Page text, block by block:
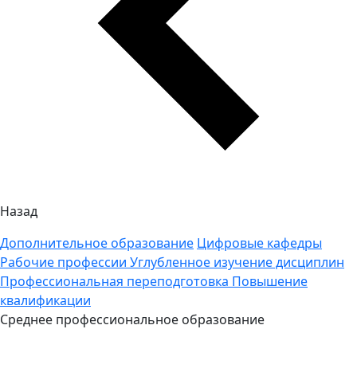
Назад
Дополнительное образование Цифровые кафедры
Рабочие профессии Углубленное изучение дисциплин
Профессиональная переподготовка Повышение
квалификации
Среднее профессиональное образование